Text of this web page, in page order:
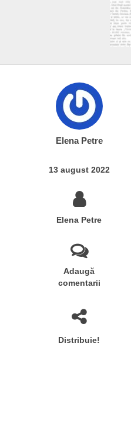
Elena Petre
13 august 2022
Elena Petre
Adaugă
comentarii
Distribuie!